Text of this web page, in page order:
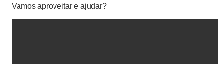
Vamos aproveitar e ajudar?